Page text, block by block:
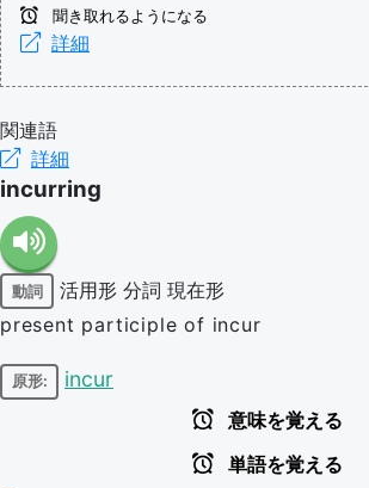
聞き取れるようになる
詳細
関連語
詳細
incurring
動詞 活用形 分詞 現在形
present participle of incur
原形: incur
意味を覚える
単語を覚える